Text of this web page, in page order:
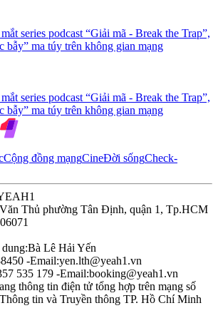
series podcast “Giải mã - Break the Trap”,
bẫy” ma túy trên không gian mạng
series podcast “Giải mã - Break the Trap”,
bẫy” ma túy trên không gian mạng
Cộng đồng mạngCineĐời sốngCheck-
Thủ phường Tân Định, quận 1, Tp.HCM
Bà Lê Hải Yến
-Email:yen.lth@yeah1.vn
535 179 -Email:booking@yeah1.vn
thông tin điện tử tổng hợp trên mạng số
tin và Truyền thông TP. Hồ Chí Minh